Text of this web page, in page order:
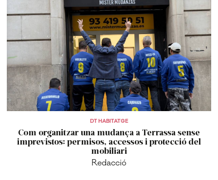
DT HABITATGE
Com organitzar una mudança a Terrassa sense
imprevistos: permisos, accessos i protecció del
mobiliari
Redacció